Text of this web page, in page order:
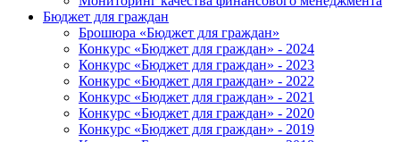
Бюджет для граждан
Брошюра «Бюджет для граждан»
Конкурс «Бюджет для граждан» - 2024
Конкурс «Бюджет для граждан» - 2023
Конкурс «Бюджет для граждан» - 2022
Конкурс «Бюджет для граждан» - 2021
Конкурс «Бюджет для граждан» - 2020
Конкурс «Бюджет для граждан» - 2019